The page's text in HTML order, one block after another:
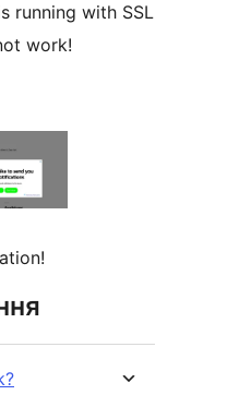
running with SSL
work!